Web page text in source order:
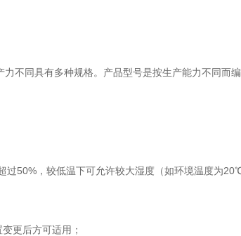
不同具有多种规格。产品型号是按生产能力不同而编
50%，较低温下可允许较大湿度（如环境温度为
更后方可适用；